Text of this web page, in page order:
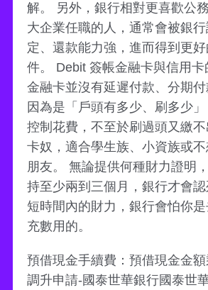
解。 另外，銀行相對更喜歡公
大企業任職的人，通常會被銀
定、還款能力強，進而得到更
件。 Debit 簽帳金融卡與信用卡
金融卡並沒有延遲付款、分期
因為是「戶頭有多少、刷多少
控制花費，不至於刷過頭又繳
卡奴，適合學生族、小資族或
朋友。 無論提供何種財力證明
持至少兩到三個月，銀行才會
短時間內的財力，銀行會怕你
充數用的。
預借現金手續費：預借現金金
調升申請-國泰世華銀行國泰世